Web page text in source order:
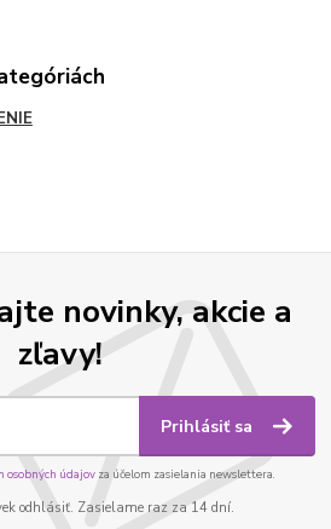
novinky, akcie a
zľavy!
Prihlásiť sa
osobných údajov za účelom zasielania newslettera.
odhlásiť. Zasielame raz za 14 dní.